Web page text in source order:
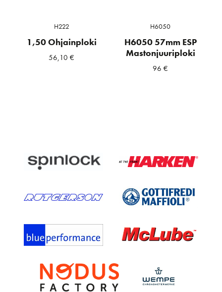
H222
1,50 Ohjainploki
56,10€
H6050
H6050 57mm ESP
Mastonjuuriploki
96€